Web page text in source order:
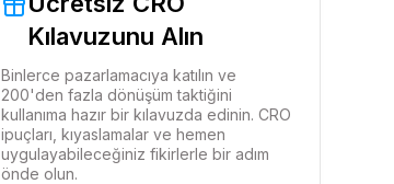
Kılavuzunu Alın
Binlerce pazarlamacıya katılın ve
200'den fazla dönüşüm taktiğini
kullanıma hazır bir kılavuzda edinin. CRO
ipuçları, kıyaslamalar ve hemen
uygulayabileceğiniz fikirlerle bir adım
önde olun.